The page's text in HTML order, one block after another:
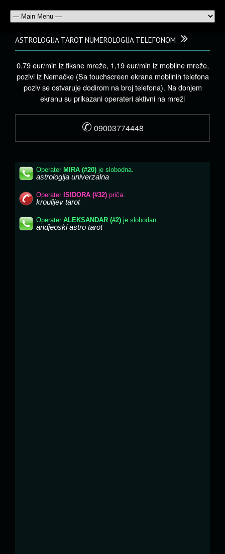
ASTROLOGIJA TAROT NUMEROLOGIJA TELEFONOM
0.79 eur/min iz fiksne mreže, 1,19 eur/min iz mobilne mreže,
pozivi iz Nemačke (Sa touchscreen ekrana mobilnih telefona
poziv se ostvaruje dodirom na broj telefona). Na donjem
ekranu su prikazani operateri aktivni na mreži
✆ 09003774448